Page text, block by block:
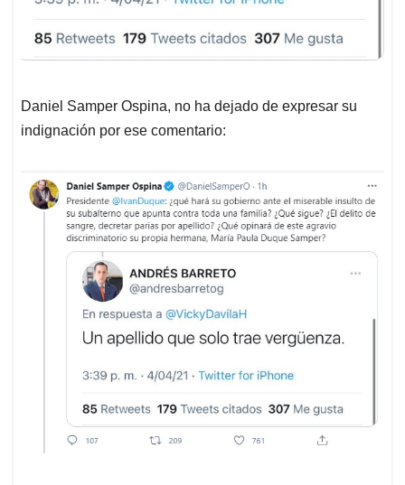
Daniel Samper Ospina, no ha dejado de expresar su
indignación por ese comentario: